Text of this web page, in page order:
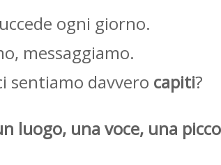
ogni giorno.
messaggiamo.
sentiamo davvero capiti?
luogo, una voce, una